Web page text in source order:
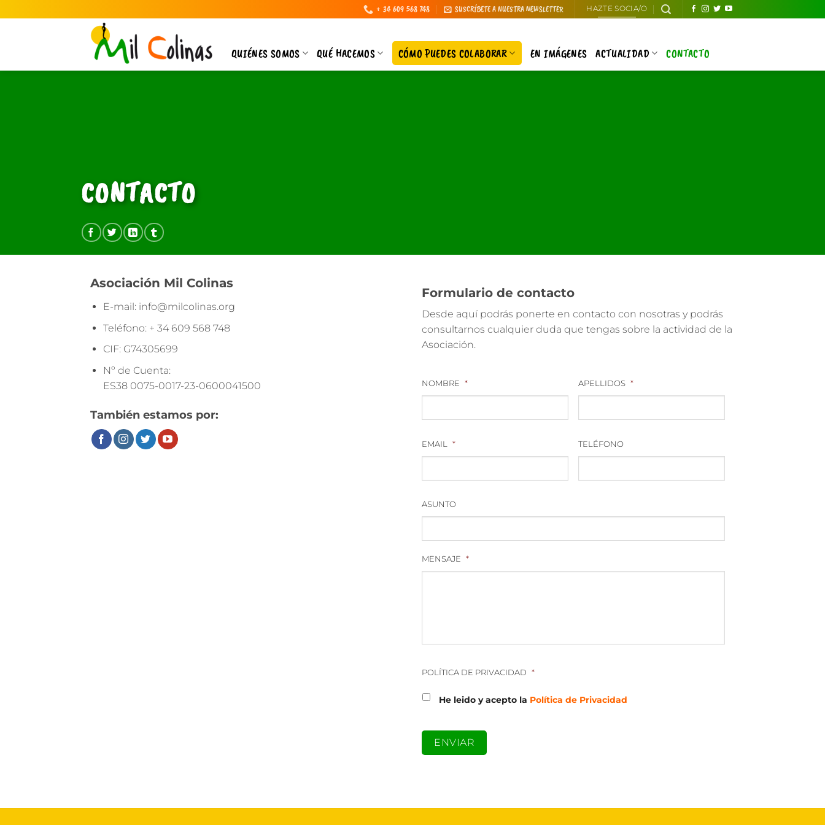
+ 34 609 568 748 SUSCRÍBETE A NUESTRA NEWSLETTER HAZTE SOCIA/O
QUIÉNES SOMOS QUÉ HACEMOS CÓMO PUEDES COLABORAR EN IMÁGENES ACTUALIDAD CONTACTO
CONTACTO
Asociación Mil Colinas
E-mail:info@milcolinas.org
Teléfono:+ 34 609 568 748
CIF:G74305699
Nº de Cuenta:
ES38 0075-0017-23-0600041500
También estamos por:
Formulario de contacto
Desde aquí podrás ponerte en contacto con nosotras y podrás
consultarnos cualquier duda que tengas sobre la actividad de la
Asociación.
NOMBRE * APELLIDOS *
EMAIL * TELÉFONO
ASUNTO
MENSAJE *
POLÍTICA DE PRIVACIDAD *
He leido y acepto la Política de Privacidad